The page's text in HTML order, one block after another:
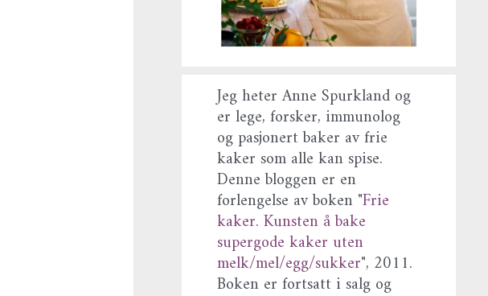
Jeg heter Anne Spurkland og
er lege, forsker, immunolog
og pasjonert baker av frie
kaker som alle kan spise.
Denne bloggen er en
forlengelse av boken "Frie
kaker. Kunsten å bake
supergode kaker uten
melk/mel/egg/sukker", 2011.
Boken er fortsatt i salg og